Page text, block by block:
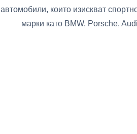
автомобили, които изискват
марки като BMW, Porsche,